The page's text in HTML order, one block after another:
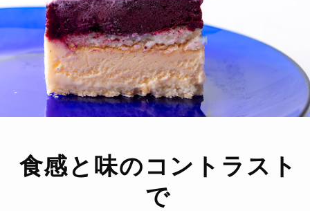
食感と味のコントラスト
で